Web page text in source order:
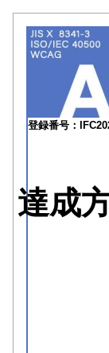
登録番号：
達成